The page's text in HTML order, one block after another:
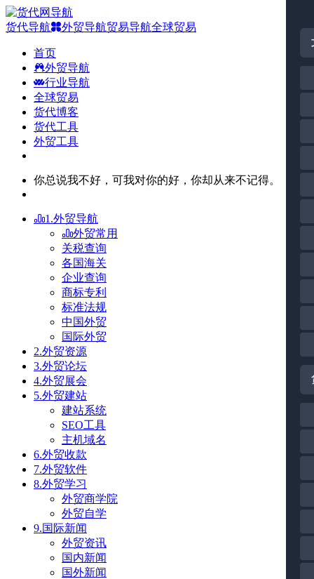
货代导航 外贸导航贸易导航全球贸易
首页
外贸导航
行业导航
全球贸易
货代博客
货代工具
外贸工具
你总说我不好，可我对你的好，你却从来不记得。
1.外贸导航
外贸常用
关税查询
各国海关
企业查询
商标专利
标准法规
中国外贸
国际外贸
2.外贸资源
3.外贸论坛
4.外贸展会
5.外贸建站
建站系统
SEO工具
主机域名
6.外贸收款
7.外贸软件
8.外贸学习
外贸商学院
外贸自学
9.国际新闻
外贸资讯
国内新闻
国外新闻